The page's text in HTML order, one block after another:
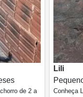
de 2 a
Lili
Conheça